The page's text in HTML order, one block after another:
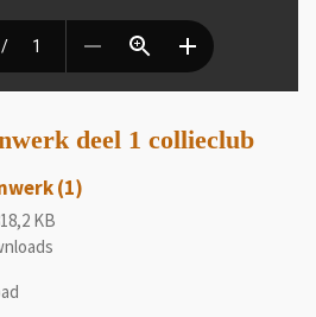
deel 1 collieclub
(1)
KB